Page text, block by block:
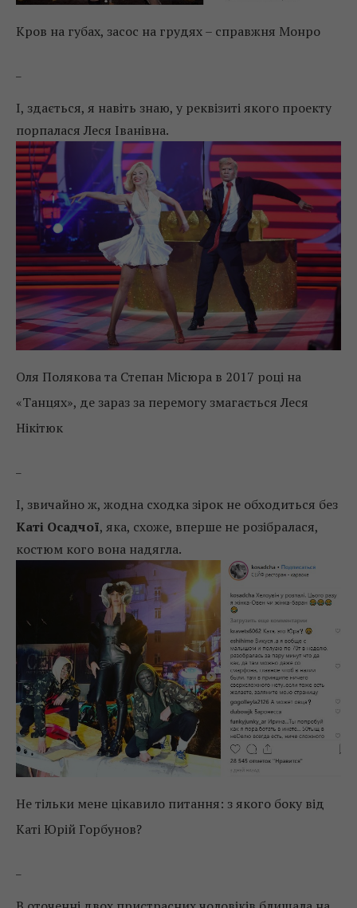
Кров на губах, засос на грудях – справжня Монро
І, здається, я навіть знаю, у реквізиті якого проекту
порпалася Леся Іванівна.
Оля Полякова та Степан Місюра в 2017 році на
«Танцях», де зараз за перемогу змагається Леся
Нікітюк
І, звичайно ж, жодна сходка зірок не обходиться без
Каті Осадчої, яка, схоже, вперше не розібралася,
костюм кого вона надягла.
Не тільки мене цікавило питання: з якого боку від
Каті Юрій Горбунов?